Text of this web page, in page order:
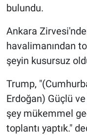
bulundu.
Ankara
havalimanından
şeyin kusursuz
Trump,
Erdoğan) Güçlü
şey mükemmel
toplantı yaptık."